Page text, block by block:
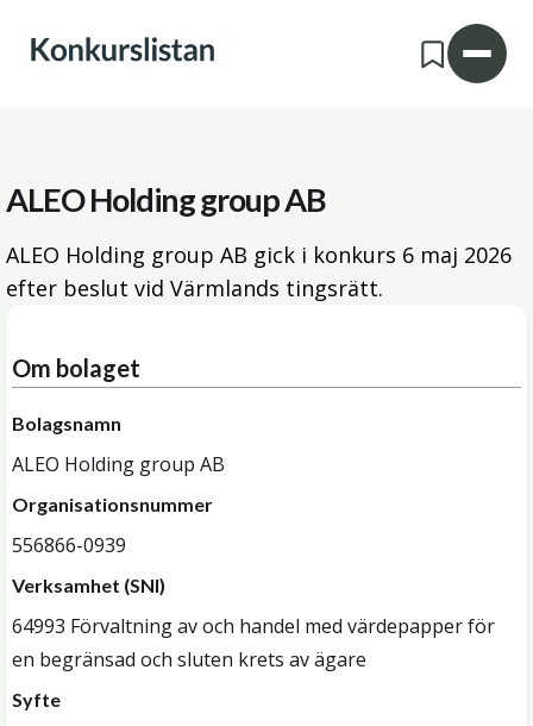
ALEO Holding group AB
ALEO Holding group AB gick i konkurs 6 maj 2026
efter beslut vid Värmlands tingsrätt.
Om bolaget
Bolagsnamn
ALEO Holding group AB
Organisationsnummer
556866-0939
Verksamhet (SNI)
64993 Förvaltning av och handel med värdepapper för
en begränsad och sluten krets av ägare
Syfte